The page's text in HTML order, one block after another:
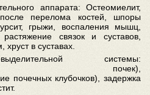
аппарата: Остеомиелит,
после перелома костей, шпоры
грыжи, воспаления мышц,
связок и суставов,
в суставах.
системы:
почек),
почечных клубочков), задержка